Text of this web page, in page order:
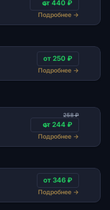
от 440 ₽
Подробнее →
от 250 ₽
Подробнее →
258 ₽
от 244 ₽
Подробнее →
от 346 ₽
Подробнее →